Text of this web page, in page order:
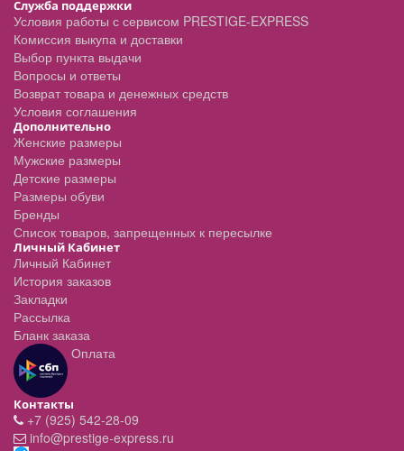
Служба поддержки
Условия работы с сервисом PRESTIGE-EXPRESS
Комиссия выкупа и доставки
Выбор пункта выдачи
Вопросы и ответы
Возврат товара и денежных средств
Условия соглашения
Дополнительно
Женские размеры
Мужские размеры
Детские размеры
Размеры обуви
Бренды
Список товаров, запрещенных к пересылке
Личный Кабинет
Личный Кабинет
История заказов
Закладки
Рассылка
Бланк заказа
Оплата
Контакты
+7 (925) 542-28-09
info@prestige-express.ru